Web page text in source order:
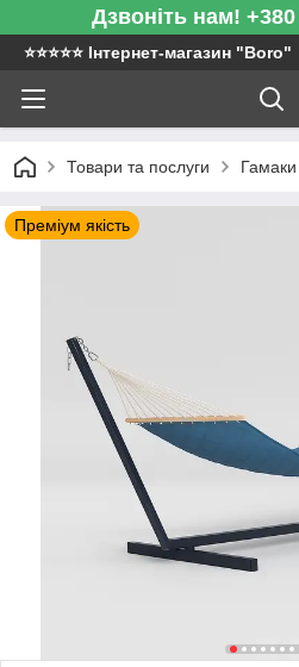
Дзвоніть нам!
⭐️⭐️⭐️⭐️⭐️ Інтернет-магазин "Boro"
Товари та послуги Гамаки
Преміум якість